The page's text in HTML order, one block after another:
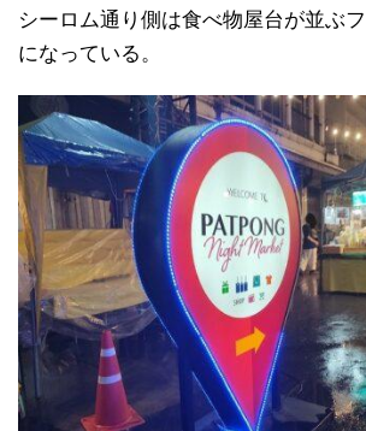
シーロム通り側は食べ物屋台が並ぶ
になっている。